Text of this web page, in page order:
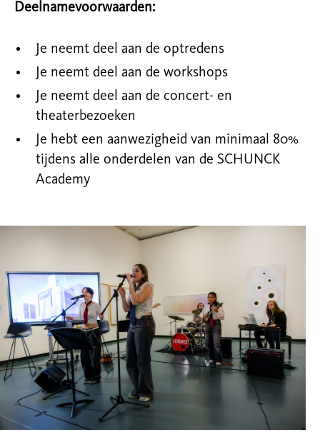
Deelnamevoorwaarden:
Je neemt deel aan de optredens
Je neemt deel aan de workshops
Je neemt deel aan de concert- en
theaterbezoeken
Je hebt een aanwezigheid van minimaal 80%
tijdens alle onderdelen van de SCHUNCK
Academy